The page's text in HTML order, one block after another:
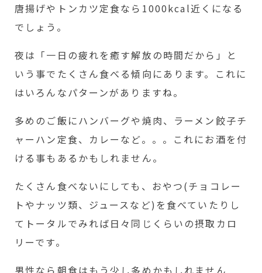
唐揚げやトンカツ定食なら1000kcal近くになる
でしょう。
夜は「一日の疲れを癒す解放の時間だから」と
いう事でたくさん食べる傾向にあります。これに
はいろんなパターンがありますね。
多めのご飯にハンバーグや焼肉、ラーメン餃子チ
ャーハン定食、カレーなど。。。これにお酒を付
ける事もあるかもしれません。
たくさん食べないにしても、おやつ(チョコレー
トやナッツ類、ジュースなど)を食べていたりし
てトータルでみれば日々同じくらいの摂取カロ
リーです。
男性なら朝食はもう少し多めかもしれません